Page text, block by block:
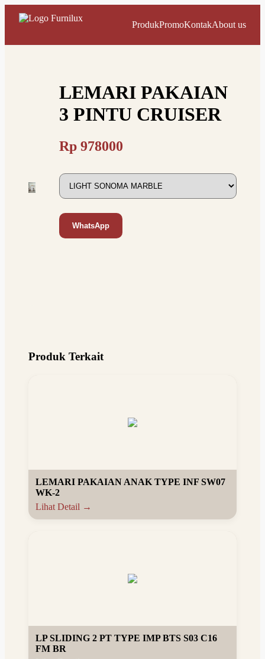
ProdukPromoKontakAbout us
LEMARI PAKAIAN
3 PINTU CRUISER
Rp 978000
WhatsApp
Produk Terkait
LEMARI PAKAIAN ANAK TYPE INF SW07
WK-2
Lihat Detail →
LP SLIDING 2 PT TYPE IMP BTS S03 C16
FM BR